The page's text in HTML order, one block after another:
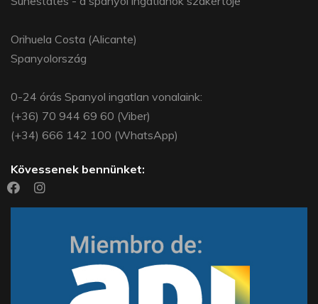
Orihuela Costa (Alicante)
Spanyolország
0-24 órás Spanyol ingatlan vonalaink:
(+36) 70 944 69 60 (Viber)
(+34) 666 142 100 (WhatsApp)
Kövessenek bennünket: